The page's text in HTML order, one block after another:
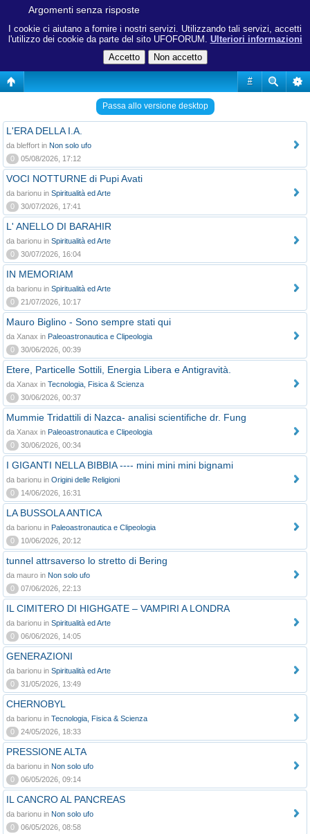
I cookie ci aiutano a fornire i nostri servizi. Utilizzando tali servizi, accetti
l'utilizzo dei cookie da parte del sito UFOFORUM. Ulteriori informazioni
#
Argomenti senza risposte
Passa allo versione desktop
L'ERA DELLA I.A.
da bleffort in Non solo ufo
0
05/08/2026, 17:12
VOCI NOTTURNE di Pupi Avati
da barionu in Spiritualità ed Arte
0
30/07/2026, 17:41
L' ANELLO DI BARAHIR
da barionu in Spiritualità ed Arte
0
30/07/2026, 16:04
IN MEMORIAM
da barionu in Spiritualità ed Arte
0
21/07/2026, 10:17
Mauro Biglino - Sono sempre stati qui
da Xanax in Paleoastronautica e Clipeologia
0
30/06/2026, 00:39
Etere, Particelle Sottili, Energia Libera e Antigravità.
da Xanax in Tecnologia, Fisica & Scienza
0
30/06/2026, 00:37
Mummie Tridattili di Nazca- analisi scientifiche dr. Fung
da Xanax in Paleoastronautica e Clipeologia
0
30/06/2026, 00:34
I GIGANTI NELLA BIBBIA ---- mini mini mini bignami
da barionu in Origini delle Religioni
0
14/06/2026, 16:31
LA BUSSOLA ANTICA
da barionu in Paleoastronautica e Clipeologia
0
10/06/2026, 20:12
tunnel attrsaverso lo stretto di Bering
da mauro in Non solo ufo
0
07/06/2026, 22:13
IL CIMITERO DI HIGHGATE – VAMPIRI A LONDRA
da barionu in Spiritualità ed Arte
0
06/06/2026, 14:05
GENERAZIONI
da barionu in Spiritualità ed Arte
0
31/05/2026, 13:49
CHERNOBYL
da barionu in Tecnologia, Fisica & Scienza
0
24/05/2026, 18:33
PRESSIONE ALTA
da barionu in Non solo ufo
0
06/05/2026, 09:14
IL CANCRO AL PANCREAS
da barionu in Non solo ufo
0
06/05/2026, 08:58